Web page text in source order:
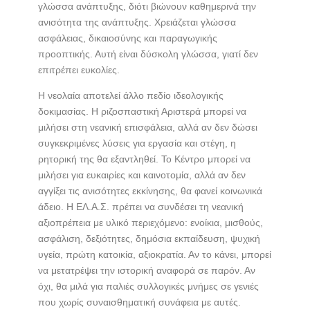
γλώσσα ανάπτυξης, διότι βιώνουν καθημερινά την
ανισότητα της ανάπτυξης. Χρειάζεται γλώσσα
ασφάλειας, δικαιοσύνης και παραγωγικής
προοπτικής. Αυτή είναι δύσκολη γλώσσα, γιατί δεν
επιτρέπει ευκολίες.
Η νεολαία αποτελεί άλλο πεδίο ιδεολογικής
δοκιμασίας. Η ριζοσπαστική Αριστερά μπορεί να
μιλήσει στη νεανική επισφάλεια, αλλά αν δεν δώσει
συγκεκριμένες λύσεις για εργασία και στέγη, η
ρητορική της θα εξαντληθεί. Το Κέντρο μπορεί να
μιλήσει για ευκαιρίες και καινοτομία, αλλά αν δεν
αγγίξει τις ανισότητες εκκίνησης, θα φανεί κοινωνικά
άδειο. Η ΕΛ.Α.Σ. πρέπει να συνδέσει τη νεανική
αξιοπρέπεια με υλικό περιεχόμενο: ενοίκια, μισθούς,
ασφάλιση, δεξιότητες, δημόσια εκπαίδευση, ψυχική
υγεία, πρώτη κατοικία, αξιοκρατία. Αν το κάνει, μπορεί
να μετατρέψει την ιστορική αναφορά σε παρόν. Αν
όχι, θα μιλά για παλιές συλλογικές μνήμες σε γενιές
που χωρίς συναισθηματική συνάφεια με αυτές.